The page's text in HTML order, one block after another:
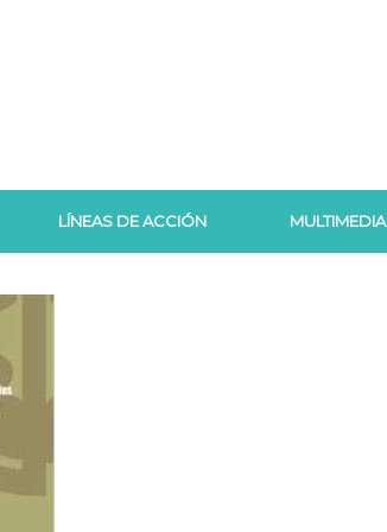
LÍNEAS DE ACCIÓN MULTIMEDIA